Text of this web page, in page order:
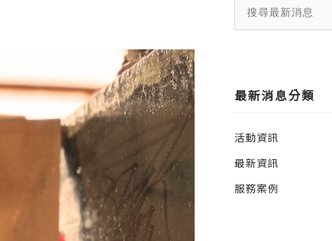
最新消息分類
活動資訊
最新資訊
服務案例